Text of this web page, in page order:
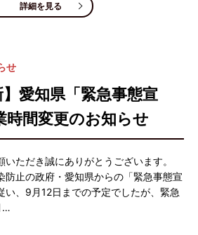
詳細を見る
せ
】愛知県「緊急事態宣
時間変更のお知らせ
ただき誠にありがとうございます。
防止の政府・愛知県からの「緊急事態宣
い、9月12日までの予定でしたが、緊急
…